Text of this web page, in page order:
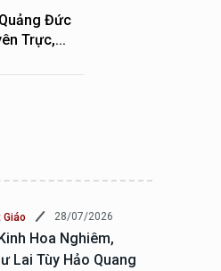
Đức
Trực,...
Giáo 28/07/2026
Hoa Nghiêm,
Lai Tùy Hảo Quang